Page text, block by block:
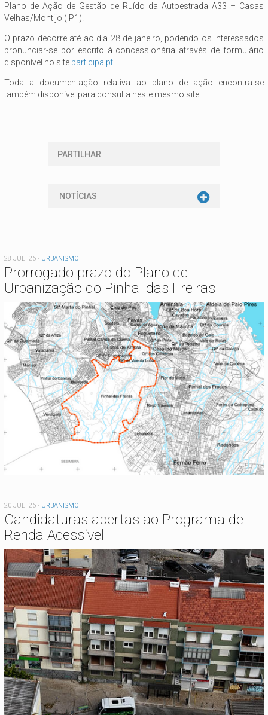
Plano de Ação de Gestão de Ruído da Autoestrada A33 – Casas
Velhas/Montijo (IP1).
O prazo decorre até ao dia 28 de janeiro, podendo os interessados
pronunciar-se por escrito à concessionária através de formulário
disponível no site participa.pt
Toda a documentação relativa ao plano de ação encontra-se
também disponível para consulta neste mesmo site.
PARTILHAR
NOTÍCIAS
28 JUL '26 - URBANISMO
Prorrogado prazo do Plano de
Urbanização do Pinhal das Freiras
20 JUL '26 - URBANISMO
Candidaturas abertas ao Programa de
Renda Acessível